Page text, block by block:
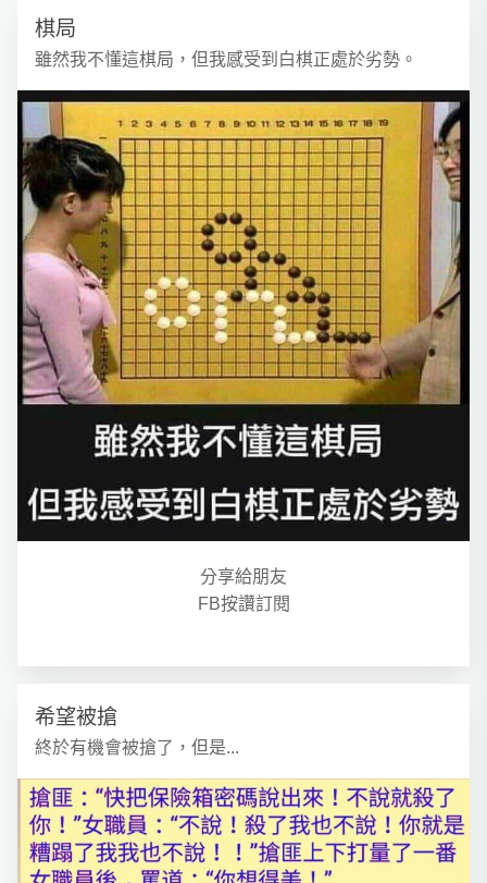
棋局
雖然我不懂這棋局，但我感受到白棋正處於劣勢。
分享給朋友
FB按讚訂閱
希望被搶
終於有機會被搶了，但是...